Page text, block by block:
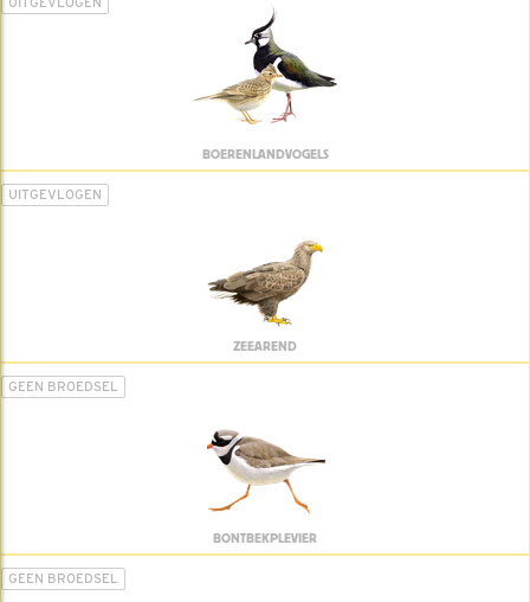
BOERENLANDVOGELS
UITGEVLOGEN
ZEEAREND
GEEN BROEDSEL
BONTBEKPLEVIER
GEEN BROEDSEL